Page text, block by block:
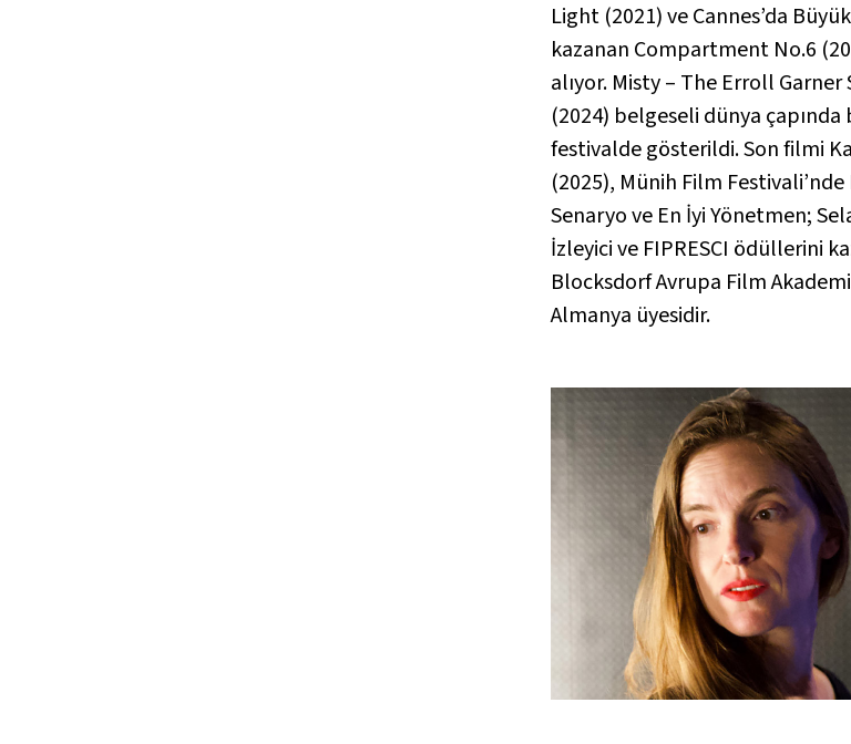
Light (2021) ve Cannes’da
kazanan Compartment No.6
alıyor. Misty – The Erroll Garner
(2024) belgeseli dünya çapında
festivalde gösterildi. Son filmi
(2025), Münih Film Festivali’nde
Senaryo ve En İyi Yönetmen;
İzleyici ve FIPRESCI ödüllerini
Blocksdorf Avrupa Film
Almanya üyesidir.